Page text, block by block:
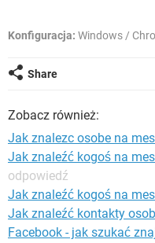
Konfiguracja: Windows /
Share
Zobacz również:
Jak znalezc osobe na
Jak znaleźć kogoś na
odpowiedź
Jak znaleźć kogoś na
Jak znaleźć kontakty
Facebook - jak szukać